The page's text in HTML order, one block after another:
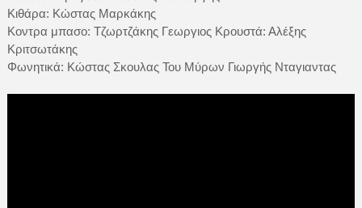
Κιθάρα: Κώστας Μαρκάκης
Κοντρα μπασο: Τζωρτζάκης Γεωργιος Κρουστά: Αλέξης
Κριτσωτάκης
Φωνητικά: Κώστας Σκουλας Του Μύρων Γιωργής Νταγιαντας